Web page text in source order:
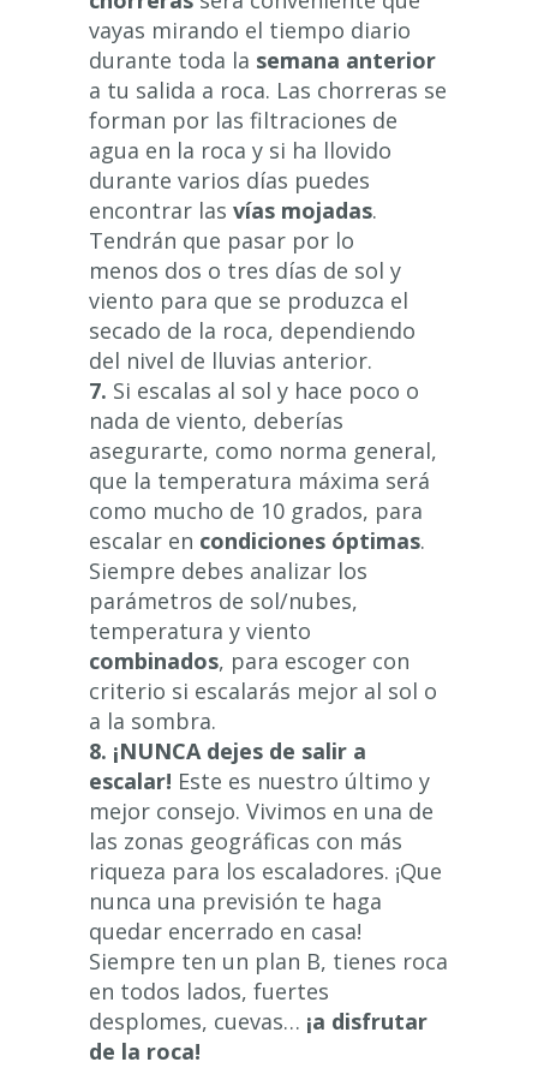
vayas mirando el tiempo diario
durante toda la semana anterior
a tu salida a roca. Las chorreras se
forman por las filtraciones de
agua en la roca y si ha llovido
durante varios días puedes
encontrar las vías mojadas.
Tendrán que pasar por lo
menos dos o tres días de sol y
viento para que se produzca el
secado de la roca, dependiendo
del nivel de lluvias anterior.
7. Si escalas al sol y hace poco o
nada de viento, deberías
asegurarte, como norma general,
que la temperatura máxima será
como mucho de 10 grados, para
escalar en condiciones óptimas.
Siempre debes analizar los
parámetros de sol/nubes,
temperatura y viento
combinados, para escoger con
criterio si escalarás mejor al sol o
a la sombra.
8. ¡NUNCA dejes de salir a
escalar! Este es nuestro último y
mejor consejo. Vivimos en una de
las zonas geográficas con más
riqueza para los escaladores. ¡Que
nunca una previsión te haga
quedar encerrado en casa!
Siempre ten un plan B, tienes roca
en todos lados, fuertes
desplomes, cuevas… ¡a disfrutar
de la roca!